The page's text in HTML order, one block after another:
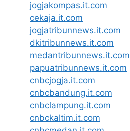
jogjakompas.it.com
cekaja.it.com
jogjatribunnews.it.com
dkitribunnews.it.com
medantribunnews.it.com
papuatribunnews.it.com
cnbcjogja.it.com
cnbcbandung.it.com
cnbclampung.it.com
cnbckaltim.it.com